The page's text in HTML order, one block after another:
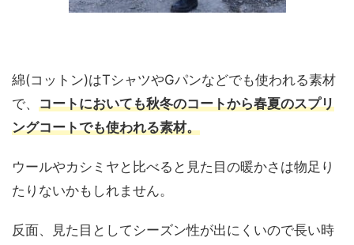
綿(コットン)はTシャツやGパンなどでも使われる素材
で、 コートにおいても秋冬のコートから春夏のスプリ
ングコートでも使われる素材。
ウールやカシミヤと比べると見た目の暖かさは物足り
たりないかもしれません。
反面、見た目としてシーズン性が出にくいので長い時